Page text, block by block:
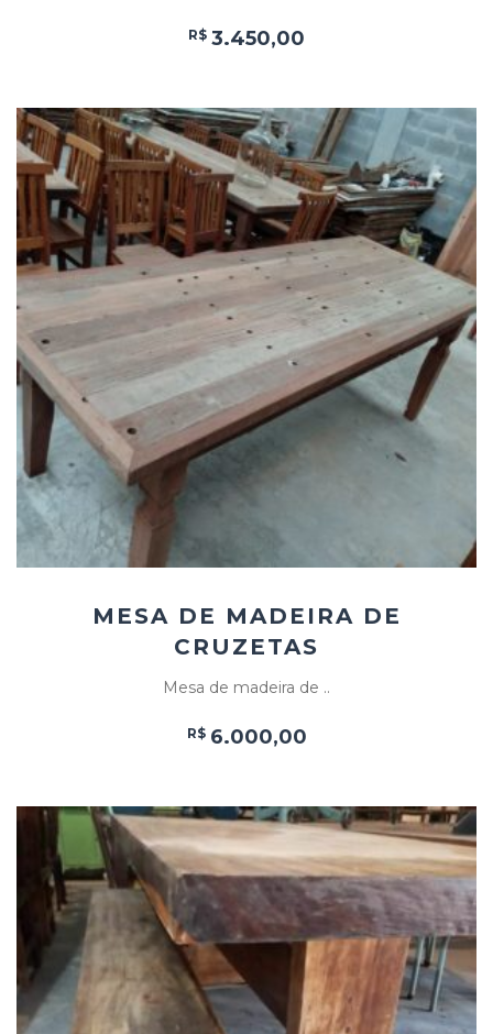
R$ 3.450,00
Add
ao
Favoritos
MESA DE MADEIRA DE
CRUZETAS
Mesa de madeira de ..
R$ 6.000,00